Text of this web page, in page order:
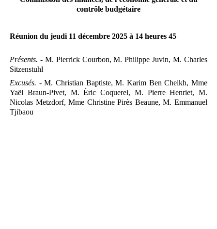
contrôle budgétaire
Réunion du jeudi 11 décembre 2025 à 14 heures 45
Présents. - M. Pierrick Courbon, M. Philippe Juvin, M. Charles
Sitzenstuhl
Excusés. -M. Christian Baptiste, M. Karim Ben Cheikh, Mme
Yaël Braun-Pivet, M. Éric Coquerel, M. Pierre Henriet, M.
Nicolas Metzdorf, Mme Christine Pirès Beaune, M. Emmanuel
Tjibaou